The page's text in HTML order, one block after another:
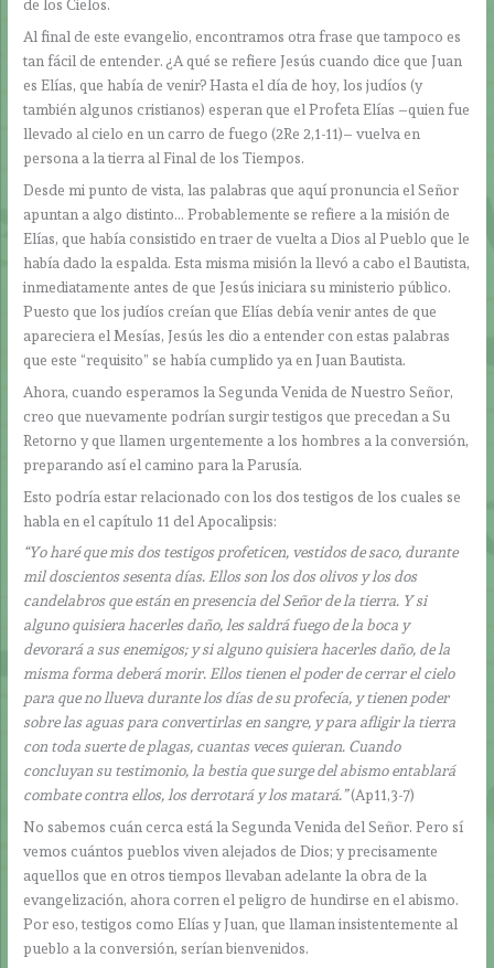
de los Cielos.
Al final de este evangelio, encontramos otra frase que tampoco es
tan fácil de entender. ¿A qué se refiere Jesús cuando dice que Juan
es Elías, que había de venir? Hasta el día de hoy, los judíos (y
también algunos cristianos) esperan que el Profeta Elías –quien fue
llevado al cielo en un carro de fuego (2Re 2,1-11)– vuelva en
persona a la tierra al Final de los Tiempos.
Desde mi punto de vista, las palabras que aquí pronuncia el Señor
apuntan a algo distinto… Probablemente se refiere a la misión de
Elías, que había consistido en traer de vuelta a Dios al Pueblo que le
había dado la espalda. Esta misma misión la llevó a cabo el Bautista,
inmediatamente antes de que Jesús iniciara su ministerio público.
Puesto que los judíos creían que Elías debía venir antes de que
apareciera el Mesías, Jesús les dio a entender con estas palabras
que este “requisito” se había cumplido ya en Juan Bautista.
Ahora, cuando esperamos la Segunda Venida de Nuestro Señor,
creo que nuevamente podrían surgir testigos que precedan a Su
Retorno y que llamen urgentemente a los hombres a la conversión,
preparando así el camino para la Parusía.
Esto podría estar relacionado con los dos testigos de los cuales se
habla en el capítulo 11 del Apocalipsis:
“Yo haré que mis dos testigos profeticen, vestidos de saco, durante
mil doscientos sesenta días. Ellos son los dos olivos y los dos
candelabros que están en presencia del Señor de la tierra. Y si
alguno quisiera hacerles daño, les saldrá fuego de la boca y
devorará a sus enemigos; y si alguno quisiera hacerles daño, de la
misma forma deberá morir. Ellos tienen el poder de cerrar el cielo
para que no llueva durante los días de su profecía, y tienen poder
sobre las aguas para convertirlas en sangre, y para afligir la tierra
con toda suerte de plagas, cuantas veces quieran. Cuando
concluyan su testimonio, la bestia que surge del abismo entablará
combate contra ellos, los derrotará y los matará.”(Ap11,3-7)
No sabemos cuán cerca está la Segunda Venida del Señor. Pero sí
vemos cuántos pueblos viven alejados de Dios; y precisamente
aquellos que en otros tiempos llevaban adelante la obra de la
evangelización, ahora corren el peligro de hundirse en el abismo.
Por eso, testigos como Elías y Juan, que llaman insistentemente al
pueblo a la conversión, serían bienvenidos.